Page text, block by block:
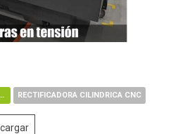
RECTIFICACIÓN / AFILADO / RODAJE / REBARBADO / PULIDO RECTIFICADORA CILINDRICA CNC